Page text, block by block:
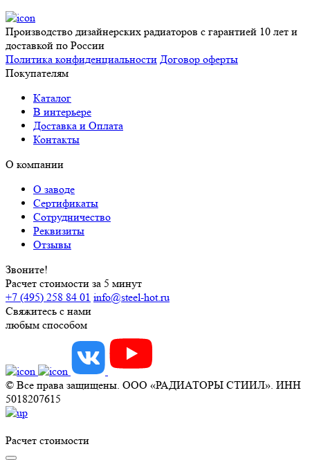
Производство дизайнерских радиаторов с гарантией 10 лет и
доставкой по России
Политика конфиденциальности Договор оферты
Покупателям
Каталог
В интерьере
Доставка и Оплата
Контакты
О компании
О заводе
Сертификаты
Сотрудничество
Реквизиты
Отзывы
Звоните!
Расчет стоимости за 5 минут
+7 (495) 258 84 01 info@steel-hot.ru
Свяжитесь с нами
любым способом
© Все права защищены. ООО «РАДИАТОРЫ СТИИЛ». ИНН
5018207615
Расчет стоимости